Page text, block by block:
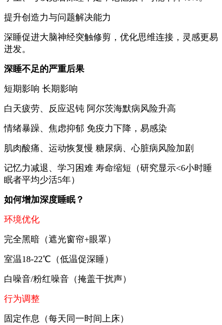
提升创造力与问题解决能力
深睡促进大脑神经突触修剪，优化思维连接，灵感更易
迸发。
深睡不足的严重后果
短期影响 长期影响
白天疲劳、反应迟钝 阿尔茨海默病风险升高
情绪暴躁、焦虑抑郁 免疫力下降，易感染
肌肉酸痛、运动恢复慢 糖尿病、心脏病风险加剧
记忆力减退、学习困难 寿命缩短（研究显示<6小时睡
眠者平均少活5年）
如何增加深度睡眠？
环境优化
完全黑暗（遮光窗帘+眼罩）
室温18-22℃（低温促深睡）
白噪音/粉红噪音（掩盖干扰声）
行为调整
固定作息（每天同一时间上床）